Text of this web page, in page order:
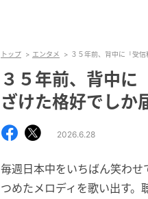
トップ エンタメ ３５年前、背中に「受
３５年前、背中
ざけた格好でしか
2026.6.28
毎週日本中をいちばん笑わ
つめたメロディを歌い出す